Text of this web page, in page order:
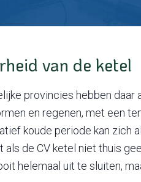
van de ketel
provincies hebben daar
en regenen, met een
koude periode kan zich
de CV ketel niet thuis
helemaal uit te sluiten,